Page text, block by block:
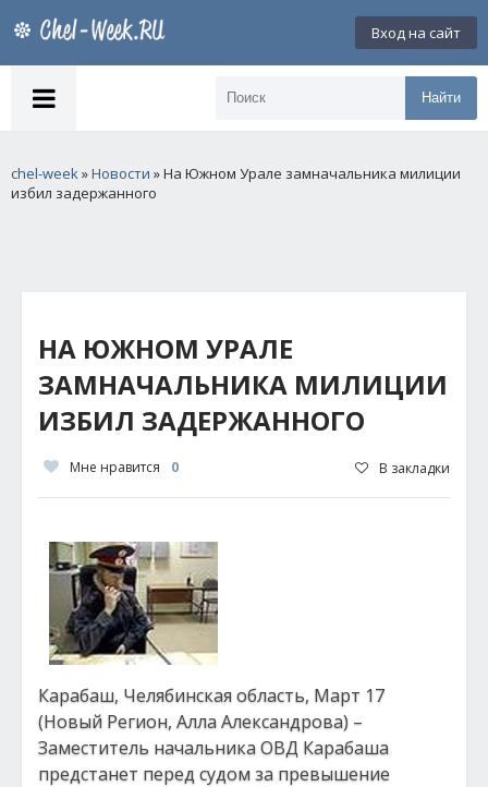
Вход на сайт
Найти
chel-week»Новости » На Южном Урале замначальника милиции
избил задержанного
НА ЮЖНОМ УРАЛЕ
ЗАМНАЧАЛЬНИКА МИЛИЦИИ
ИЗБИЛ ЗАДЕРЖАННОГО
Мне нравится 0 В закладки
Карабаш, Челябинская область, Март 17
(Новый Регион, Алла Александрова) –
Заместитель начальника ОВД Карабаша
предстанет перед судом за превышение